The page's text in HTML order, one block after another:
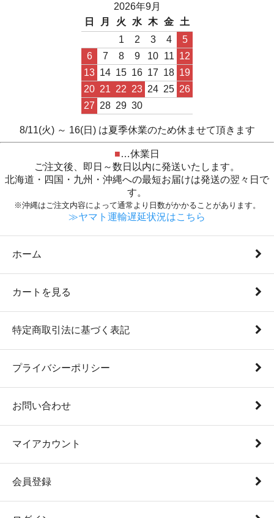
2026年9月
日
月 火 水 木 金
土
1
2 3 4
5
6
7 8 9 10 11 12
13 14 15 16 17 18 19
20 21 22 23 24 25 26
27 28 29 30
8/11(火) ～ 16(日) は夏季休業のため休ませて頂きます
■…休業日
ご注文後、即日～数日以内に発送いたします。
北海道・四国・九州・沖縄への最短お届けは発送の翌々日で
す。
※沖縄はご注文内容によって通常より日数がかかることがあります。
≫ヤマト運輸遅延状況はこちら
ホーム
カートを見る
特定商取引法に基づく表記
プライバシーポリシー
お問い合わせ
マイアカウント
会員登録